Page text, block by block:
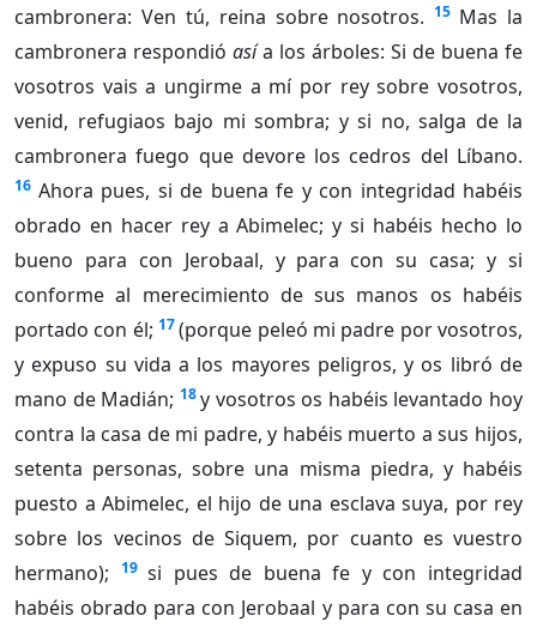
cambronera: Ven tú, reina sobre nosotros. 15 Mas la
cambronera respondió asía los árboles: Si de buena fe
vosotros vais a ungirme a mí por rey sobre vosotros,
venid, refugiaos bajo mi sombra; y si no, salga de la
cambronera fuego que devore los cedros del Líbano.
16 Ahora pues, si de buena fe y con integridad habéis
obrado en hacer rey a Abimelec; y si habéis hecho lo
bueno para con Jerobaal, y para con su casa; y si
conforme al merecimiento de sus manos os habéis
portado con él; 17(porque peleó mi padre por vosotros,
y expuso su vida a los mayores peligros, y os libró de
mano de Madián; 18 y vosotros os habéis levantado hoy
contra la casa de mi padre, y habéis muerto a sus hijos,
setenta personas, sobre una misma piedra, y habéis
puesto a Abimelec, el hijo de una esclava suya, por rey
sobre los vecinos de Siquem, por cuanto es vuestro
hermano);
19 si pues de buena fe y con integridad
habéis obrado para con Jerobaal y para con su casa en